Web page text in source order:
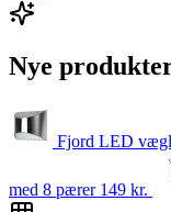
Nye
Fjord LED
med 8 pærer 149 kr.